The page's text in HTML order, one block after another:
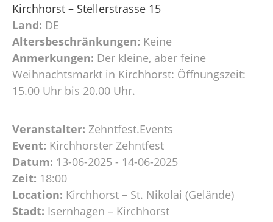
Kirchhorst – Stellerstrasse 15
Land: DE
Altersbeschränkungen: Keine
Anmerkungen: Der kleine, aber feine
Weihnachtsmarkt in Kirchhorst: Öffnungszeit:
15.00 Uhr bis 20.00 Uhr.
Veranstalter: Zehntfest.Events
Event: Kirchhorster Zehntfest
Datum: 13-06-2025 - 14-06-2025
Zeit: 18:00
Location: Kirchhorst – St. Nikolai (Gelände)
Stadt: Isernhagen – Kirchhorst